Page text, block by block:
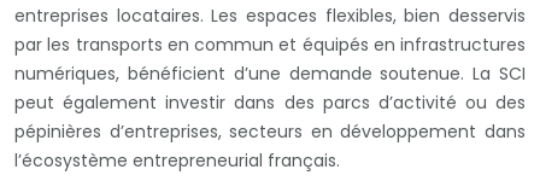
entreprises locataires. Les espaces flexibles, bien desservis
par les transports en commun et équipés en infrastructures
numériques, bénéficient d’une demande soutenue. La SCI
peut également investir dans des parcs d’activité ou des
pépinières d’entreprises, secteurs en développement dans
l’écosystème entrepreneurial français.